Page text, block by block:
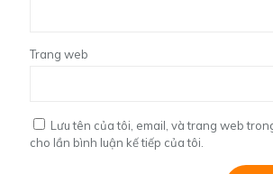
Trang web
Lưu tên của tôi, email, và trang web
cho lần bình luận kế tiếp của tôi.